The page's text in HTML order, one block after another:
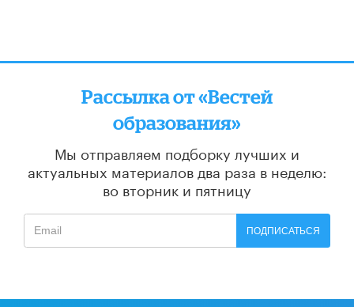
Рассылка от «Вестей
образования»
Мы отправляем подборку лучших и
актуальных материалов два раза в неделю:
во вторник и пятницу
ПОДПИСАТЬСЯ